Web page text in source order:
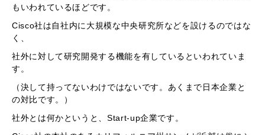
もいわれているほどです。
Cisco社は自社内に大規模な中央研究所などを設けるのではな
く、
社外に対して研究開発する機能を有しているといわれていま
す。
（決して持ってないわけではないです。あくまで日本企業と
の対比です。）
社外とは何かというと、Start-up企業です。